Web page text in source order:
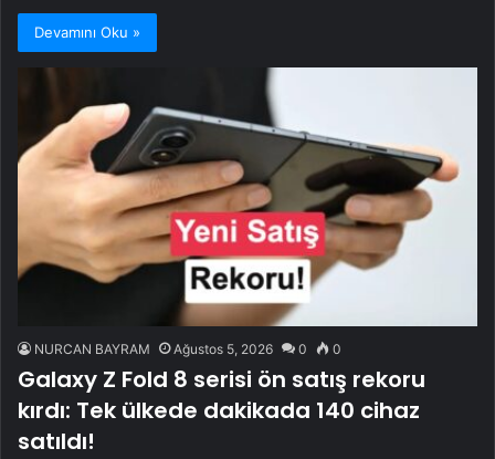
Devamını Oku »
NURCAN BAYRAM Ağustos 5, 2026 0 0
Galaxy Z Fold 8 serisi ön satış rekoru
kırdı: Tek ülkede dakikada 140 cihaz
satıldı!